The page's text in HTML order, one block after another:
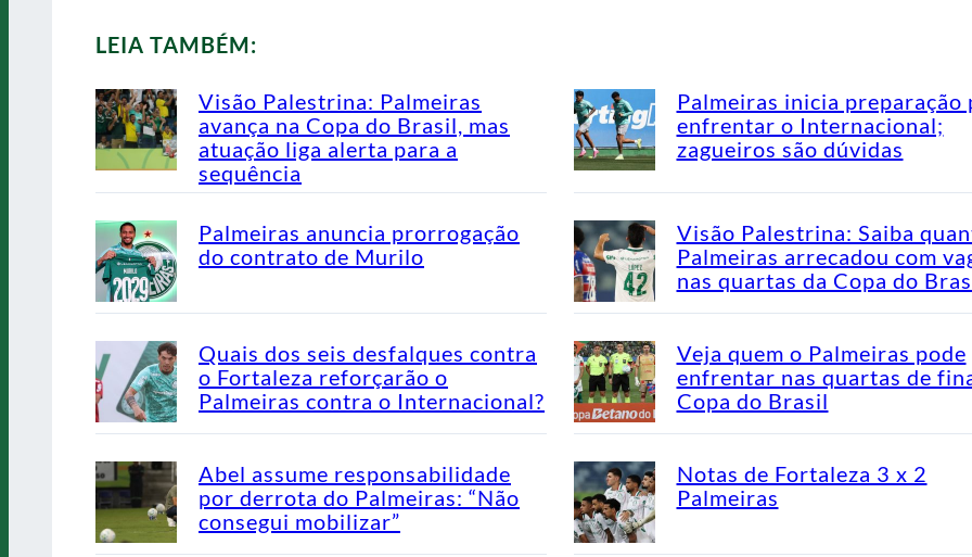
LEIA TAMBÉM:
Visão Palestrina: Palmeiras
avança na Copa do Brasil, mas
atuação liga alerta para a
sequência
Palmeiras inicia preparação
enfrentar o Internacional;
zagueiros são dúvidas
Palmeiras anuncia prorrogação
do contrato de Murilo
Visão Palestrina: Saiba
Palmeiras arrecadou com
nas quartas da Copa do
Quais dos seis desfalques contra
o Fortaleza reforçarão o
Palmeiras contra o Internacional?
Veja quem o Palmeiras pode
enfrentar nas quartas de
Copa do Brasil
Abel assume responsabilidade
por derrota do Palmeiras: “Não
consegui mobilizar”
Notas de Fortaleza 3 x 2
Palmeiras